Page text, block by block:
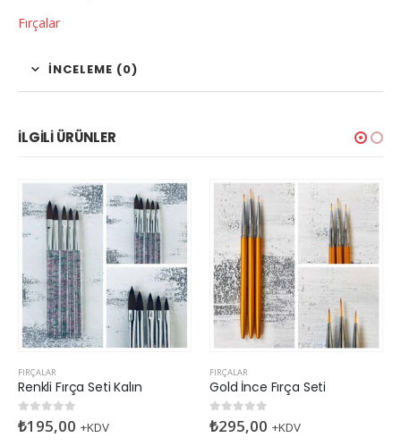
Fırçalar
İNCELEME (0)
İLGILI ÜRÜNLER
FIRÇALAR
Renkli Fırça Seti Kalın
05 üzerinden
₺195,00 +KDV
FIRÇALAR
Gold İnce Fırça Seti
05 üzerinden
₺295,00 +KDV